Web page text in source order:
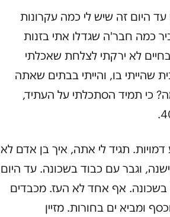
היום זה שיש לי כמה עקרונות
כמה חבר'ה שגדלו אתי בזנות
בחיים לא ירקתי לצלחת שאכלתי
שהייתי בו, והייתי בבתים שאתה
כי תמיד הסתכלתי על העתיד,
תגיד לי אתה, איך בן אדם לא
וגבר עם כבוד בשכונה. עד היום
בשכונה. אף אחד לא העז. מכבדים
ומביא ים בחורות. מזיין